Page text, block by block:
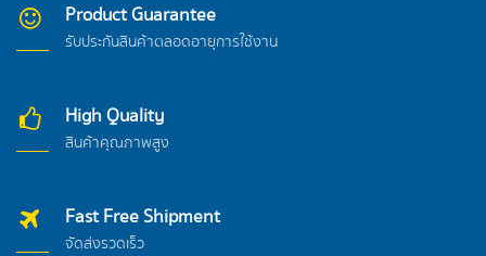
Product Guarantee
รับประกันสินค้าตลอดอายุการใช้งาน
High Quality
สินค้าคุณภาพสูง
Fast Free Shipment
จัดส่งรวดเร็ว